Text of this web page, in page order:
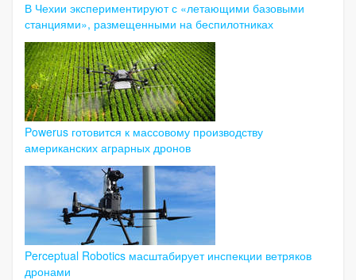
В Чехии экспериментируют с «летающими базовыми
станциями», размещенными на беспилотниках
Powerus готовится к массовому производству
американских аграрных дронов
Perceptual Robotics масштабирует инспекции ветряков
дронами